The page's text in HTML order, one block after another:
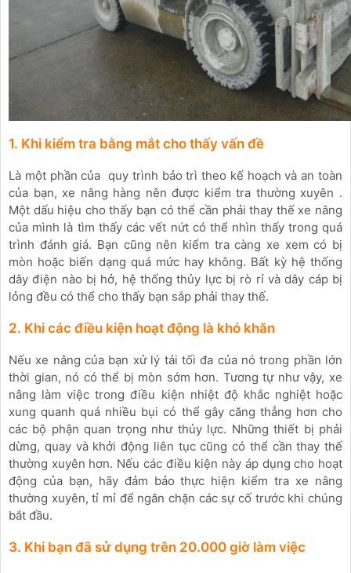
1. Khi kiểm tra bằng mắt cho thấy vấn đề
Là một phần của quy trình bảo trì theo kế hoạch và an toàn
của bạn, xe nâng hàng nên được kiểm tra thường xuyên .
Một dấu hiệu cho thấy bạn có thể cần phải thay thế xe nâng
của mình là tìm thấy các vết nứt có thể nhìn thấy trong quá
trình đánh giá. Bạn cũng nên kiểm tra càng xe xem có bị
mòn hoặc biến dạng quá mức hay không. Bất kỳ hệ thống
dây điện nào bị hở, hệ thống thủy lực bị rò rỉ và dây cáp bị
lỏng đều có thể cho thấy bạn sắp phải thay thế.
2. Khi các điều kiện hoạt động là khó khăn
Nếu xe nâng của bạn xử lý tải tối đa của nó trong phần lớn
thời gian, nó có thể bị mòn sớm hơn. Tương tự như vậy, xe
nâng làm việc trong điều kiện nhiệt độ khắc nghiệt hoặc
xung quanh quá nhiều bụi có thể gây căng thẳng hơn cho
các bộ phận quan trọng như thủy lực. Những thiết bị phải
dừng, quay và khởi động liên tục cũng có thể cần thay thế
thường xuyên hơn. Nếu các điều kiện này áp dụng cho hoạt
động của bạn, hãy đảm bảo thực hiện kiểm tra xe nâng
thường xuyên, tỉ mỉ để ngăn chặn các sự cố trước khi chúng
bắt đầu.
3. Khi bạn đã sử dụng trên 20.000 giờ làm việc